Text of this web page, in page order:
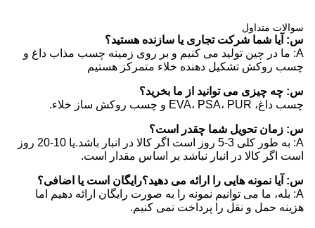
سوالات متداول
س: آیا شما شرکت تجاری یا سازنده هستید؟
A: ما در چین تولید می کنیم و بر روی زمینه چسب مذاب داغ و
چسب روکش تشکیل دهنده خلاء متمرکز هستیم
س: چه چیزی می توانید از ما بخرید؟
چسب داغ، EVA، PSA، PUR و چسب روکش ساز خلاء.
س: زمان تحویل شما چقدر است؟
A: به طور کلی 3-5 روز است اگر کالا در انبار باشد.یا 10-20 روز
است اگر کالا در انبار نباشد بر اساس مقدار است.
س: آیا نمونه هایی را ارائه می دهید؟رایگان است یا اضافی؟
A: بله، ما می توانیم نمونه را به صورت رایگان ارائه دهیم اما
هزینه حمل و نقل را پرداخت نمی کنیم.